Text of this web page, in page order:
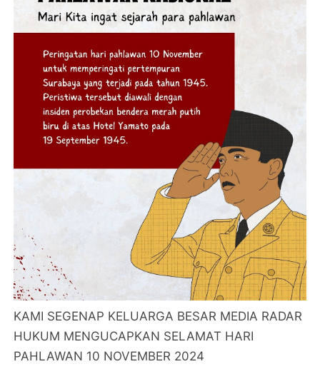
KAMI SEGENAP KELUARGA BESAR MEDIA RADAR
HUKUM MENGUCAPKAN SELAMAT HARI
PAHLAWAN 10 NOVEMBER 2024